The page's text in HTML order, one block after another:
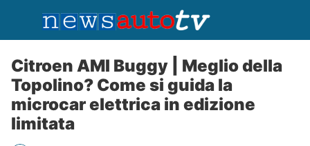
Citroen AMI Buggy | Meglio della
Topolino? Come si guida la
microcar elettrica in edizione
limitata